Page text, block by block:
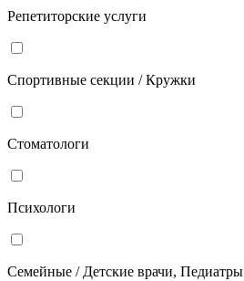
Репетиторские услуги
Спортивные секции / Кружки
Стоматологи
Психологи
Семейные / Детские врачи, Педиатры